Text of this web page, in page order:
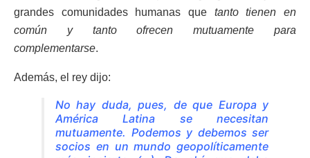
grandes comunidades humanas que tanto tienen en
común y tanto ofrecen mutuamente para
complementarse.
Además, el rey dijo:
No hay duda, pues, de que Europa y
América Latina se necesitan
mutuamente. Podemos y debemos ser
socios en un mundo geopolíticamente